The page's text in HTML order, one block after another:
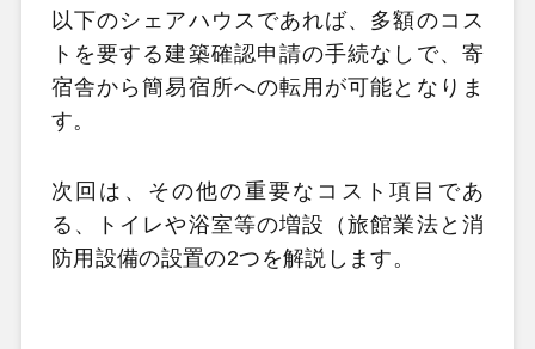
以下のシェアハウスであれば、多額のコス
トを要する建築確認申請の手続なしで、寄
宿舎から簡易宿所への転用が可能となりま
す。
次回は、その他の重要なコスト項目であ
る、トイレや浴室等の増設（旅館業法と消
防用設備の設置の2つを解説します。